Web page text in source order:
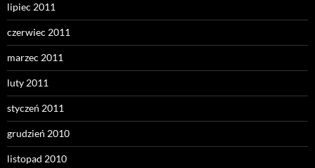
lipiec 2011
czerwiec 2011
marzec 2011
luty 2011
styczeń 2011
grudzień 2010
listopad 2010